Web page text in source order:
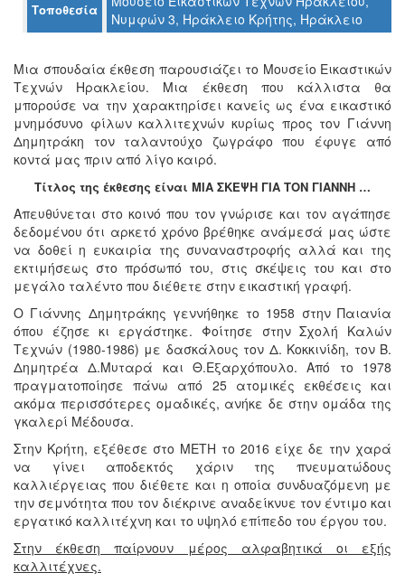
ΤΟΠΟΣ
ΔΗΜΟΣ
ΠΟΛΙΤΙΣΜΟΣ
Τοποθεσία
Νυμφών 3, Ηράκλειο Κρήτης, Ηράκλειο
Μια σπουδαία έκθεση παρουσιάζει το Μουσείο Εικαστικών
Τεχνών Ηρακλείου. Μια έκθεση που κάλλιστα θα
μπορούσε να την χαρακτηρίσει κανείς ως ένα εικαστικό
μνημόσυνο φίλων καλλιτεχνών κυρίως προς τον Γιάννη
Δημητράκη τον ταλαντούχο ζωγράφο που έφυγε από
κοντά μας πριν από λίγο καιρό.
Τίτλος της έκθεσης είναι ΜΙΑ ΣΚΕΨΗ ΓΙΑ ΤΟΝ ΓΙΑΝΝΗ …
Απευθύνεται στο κοινό που τον γνώρισε και τον αγάπησε
δεδομένου ότι αρκετό χρόνο βρέθηκε ανάμεσά μας ώστε
να δοθεί η ευκαιρία της συναναστροφής αλλά και της
εκτιμήσεως στο πρόσωπό του, στις σκέψεις του και στο
μεγάλο ταλέντο που διέθετε στην εικαστική γραφή.
Ο Γιάννης Δημητράκης γεννήθηκε το 1958 στην Παιανία
όπου έζησε κι εργάστηκε. Φοίτησε στην Σχολή Καλών
Τεχνών (1980-1986) με δασκάλους τον Δ. Κοκκινίδη, τον Β.
Δημητρέα Δ.Μυταρά και Θ.Εξαρχόπουλο. Από το 1978
πραγματοποίησε πάνω από 25 ατομικές εκθέσεις και
ακόμα περισσότερες ομαδικές, ανήκε δε στην ομάδα της
γκαλερί Μέδουσα.
Στην Κρήτη, εξέθεσε στο ΜΕΤΗ το 2016 είχε δε την χαρά
να γίνει αποδεκτός χάριν της πνευματώδους
καλλιέργειας που διέθετε και η οποία συνδυαζόμενη με
την σεμνότητα που τον διέκρινε αναδείκνυε τον έντιμο και
εργατικό καλλιτέχνη και το υψηλό επίπεδο του έργου του.
Στην έκθεση παίρνουν μέρος αλφαβητικά οι εξής
καλλιτέχνες.